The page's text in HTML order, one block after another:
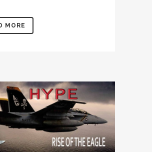
MORE